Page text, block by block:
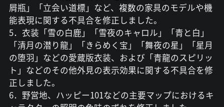
屑瓶」「立会い道標」など、複数の家具のモデルや機
能表現に関する不具合を修正しました。
5．衣装「雪の白鹿」「雪夜のキャロル」「青と白」
「清月の潜り龍」「きらめく宝」「舞夜の星」「星月
の堕羽」などの愛蔵版衣装、および「青龍のスピリッ
ト」などのその他外見の表示効果に関する不具合を修
正しました。
6．野営地、ハッピー101などの主要マップにおけるキ